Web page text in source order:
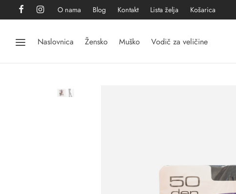
O nama Blog Kontakt Lista želja Košarica
Naslovnica Žensko Muško Vodič za veličine